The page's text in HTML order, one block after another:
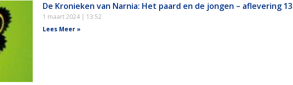
De Kronieken van Narnia: Het paard en de jongen – aflevering 13
1 maart 2024
13:52
Lees Meer »